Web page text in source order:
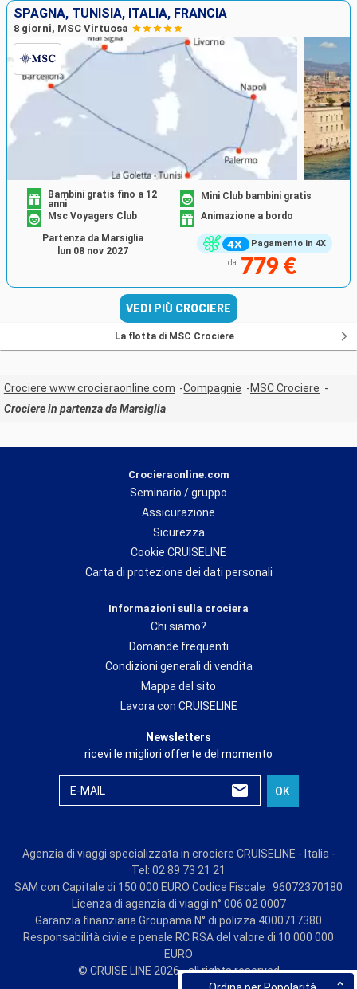
SPAGNA, TUNISIA, ITALIA, FRANCIA
8 giorni, MSC Virtuosa
Pagamento in 4X
Bambini gratis fino a 12
anni
Mini Club bambini gratis
Msc Voyagers Club
Animazione a bordo
da 779 €
Partenza da Marsiglia
lun 08 nov 2027
VEDI PIÙ CROCIERE
La flotta di MSC Crociere
Crociere www.crocieraonline.com Compagnie
MSC Crociere
Crociere in partenza da Marsiglia
Crocieraonline.com
Seminario / gruppo
Assicurazione
Sicurezza
Cookie CRUISELINE
Carta di protezione dei dati personali
Informazioni sulla crociera
Chi siamo?
Domande frequenti
Condizioni generali di vendita
Mappa del sito
Lavora con CRUISELINE
Newsletters
ricevi le migliori offerte del momento
E-MAIL OK
Agenzia di viaggi specializzata in crociere CRUISELINE - Italia -
Tel: 02 89 73 21 21
SAM con Capitale di 150 000 EURO Codice Fiscale : 96072370180
Licenza di agenzia di viaggi n° 006 02 0007
Garanzia finanziaria Groupama N° di polizza 4000717380
Responsabilità civile e penale RC RSA del valore di 10 000 000
EURO
© CRUISE LINE 2026 - all rights reserved